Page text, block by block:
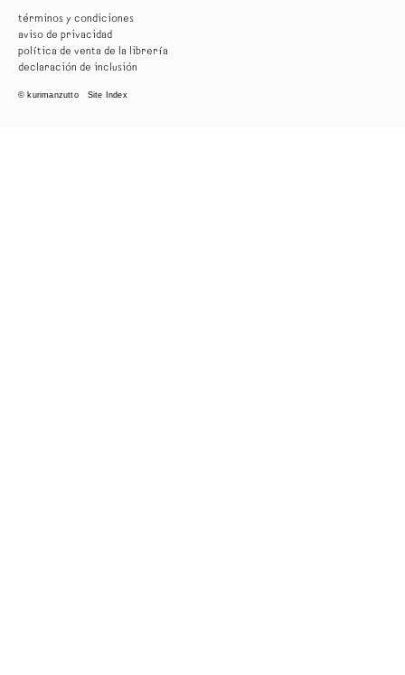
términos y condiciones
aviso de privacidad
política de venta de la librería
declaración de inclusión
© kurimanzutto Site Index